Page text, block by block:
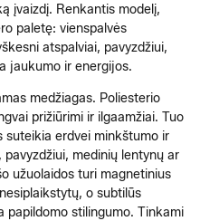
įvaizdį. Renkantis modelį,
paletę: vienspalvės
atspalviai, pavyzdžiui,
jaukumo ir energijos.
medžiagas. Poliesterio
prižiūrimi ir ilgaamžiai. Tuo
erdvei minkštumo ir
medinių lentynų ar
užuolaidos turi magnetinius
o subtilūs
papildomo stilingumo. Tinkami